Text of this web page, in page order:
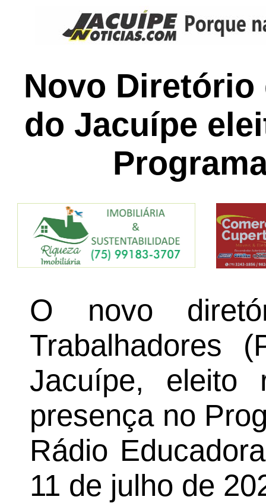
Novo Diretório
do Jacuípe
O novo
Trabalhadores
Jacuípe, eleito
presença no
Rádio
11 de julho de